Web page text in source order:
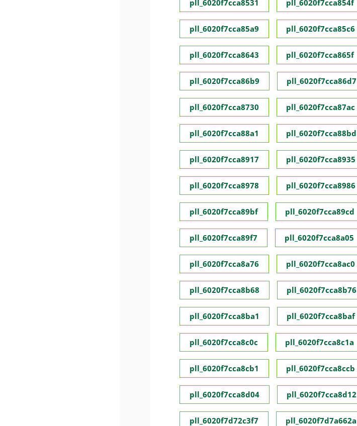
pll_6020f7cca8531 pll_6020f7cca854f
pll_6020f7cca85a9 pll_6020f7cca85c6
pll_6020f7cca8643 pll_6020f7cca865f
pll_6020f7cca86b9 pll_6020f7cca86d7
pll_6020f7cca8730 pll_6020f7cca87ac
pll_6020f7cca88a1 pll_6020f7cca88bd
pll_6020f7cca8917 pll_6020f7cca8935
pll_6020f7cca8978 pll_6020f7cca8986
pll_6020f7cca89bf pll_6020f7cca89cd
pll_6020f7cca89f7 pll_6020f7cca8a05
pll_6020f7cca8a76 pll_6020f7cca8ac0
pll_6020f7cca8b68 pll_6020f7cca8b76
pll_6020f7cca8ba1 pll_6020f7cca8baf
pll_6020f7cca8c0c pll_6020f7cca8c1a
pll_6020f7cca8cb1 pll_6020f7cca8ccb
pll_6020f7cca8d04 pll_6020f7cca8d12
pll_6020f7d72c3f7 pll_6020f7d7a662a